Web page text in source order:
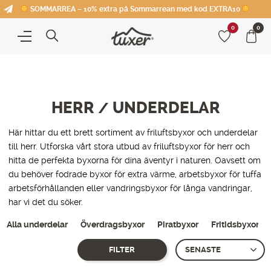
SOMMARREA – 10% extra på Sommarrean med kod EXTRA10
0 0
HERR / UNDERDELAR
Här hittar du ett brett sortiment av friluftsbyxor och underdelar
till herr. Utforska vårt stora utbud av friluftsbyxor för herr och
hitta de perfekta byxorna för dina äventyr i naturen. Oavsett om
du behöver fodrade byxor för extra värme, arbetsbyxor för tuffa
arbetsförhållanden eller vandringsbyxor för långa vandringar,
har vi det du söker.
FILTER
Alla underdelar Överdragsbyxor Piratbyxor Fritidsbyxor